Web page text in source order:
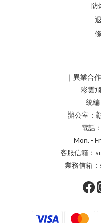
防
｜異業合
彩雲
統
辦公室：
電話
Mon. -
客服信箱：
業務信箱